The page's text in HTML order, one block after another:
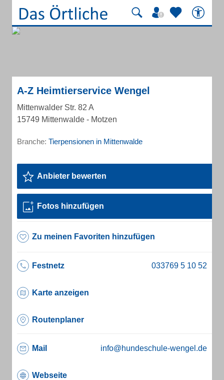
A-Z Heimtierservice Wengel
Mittenwalder Str. 82 A
15749 Mittenwalde - Motzen
Branche: Tierpensionen in Mittenwalde
Anbieter bewerten
Fotos hinzufügen
Zu meinen Favoriten hinzufügen
Festnetz
Karte anzeigen
Routenplaner
Mail info@hundeschule-wengel.de
Webseite